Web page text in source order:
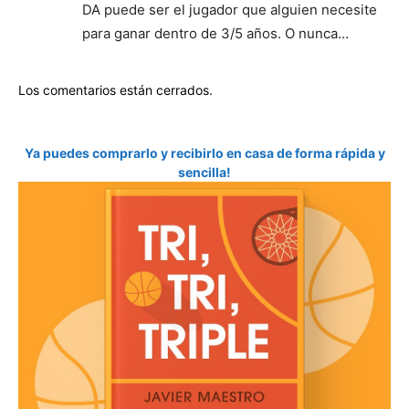
DA puede ser el jugador que alguien necesite
para ganar dentro de 3/5 años. O nunca…
Los comentarios están cerrados.
Ya puedes comprarlo y recibirlo en casa de forma rápida y
sencilla!